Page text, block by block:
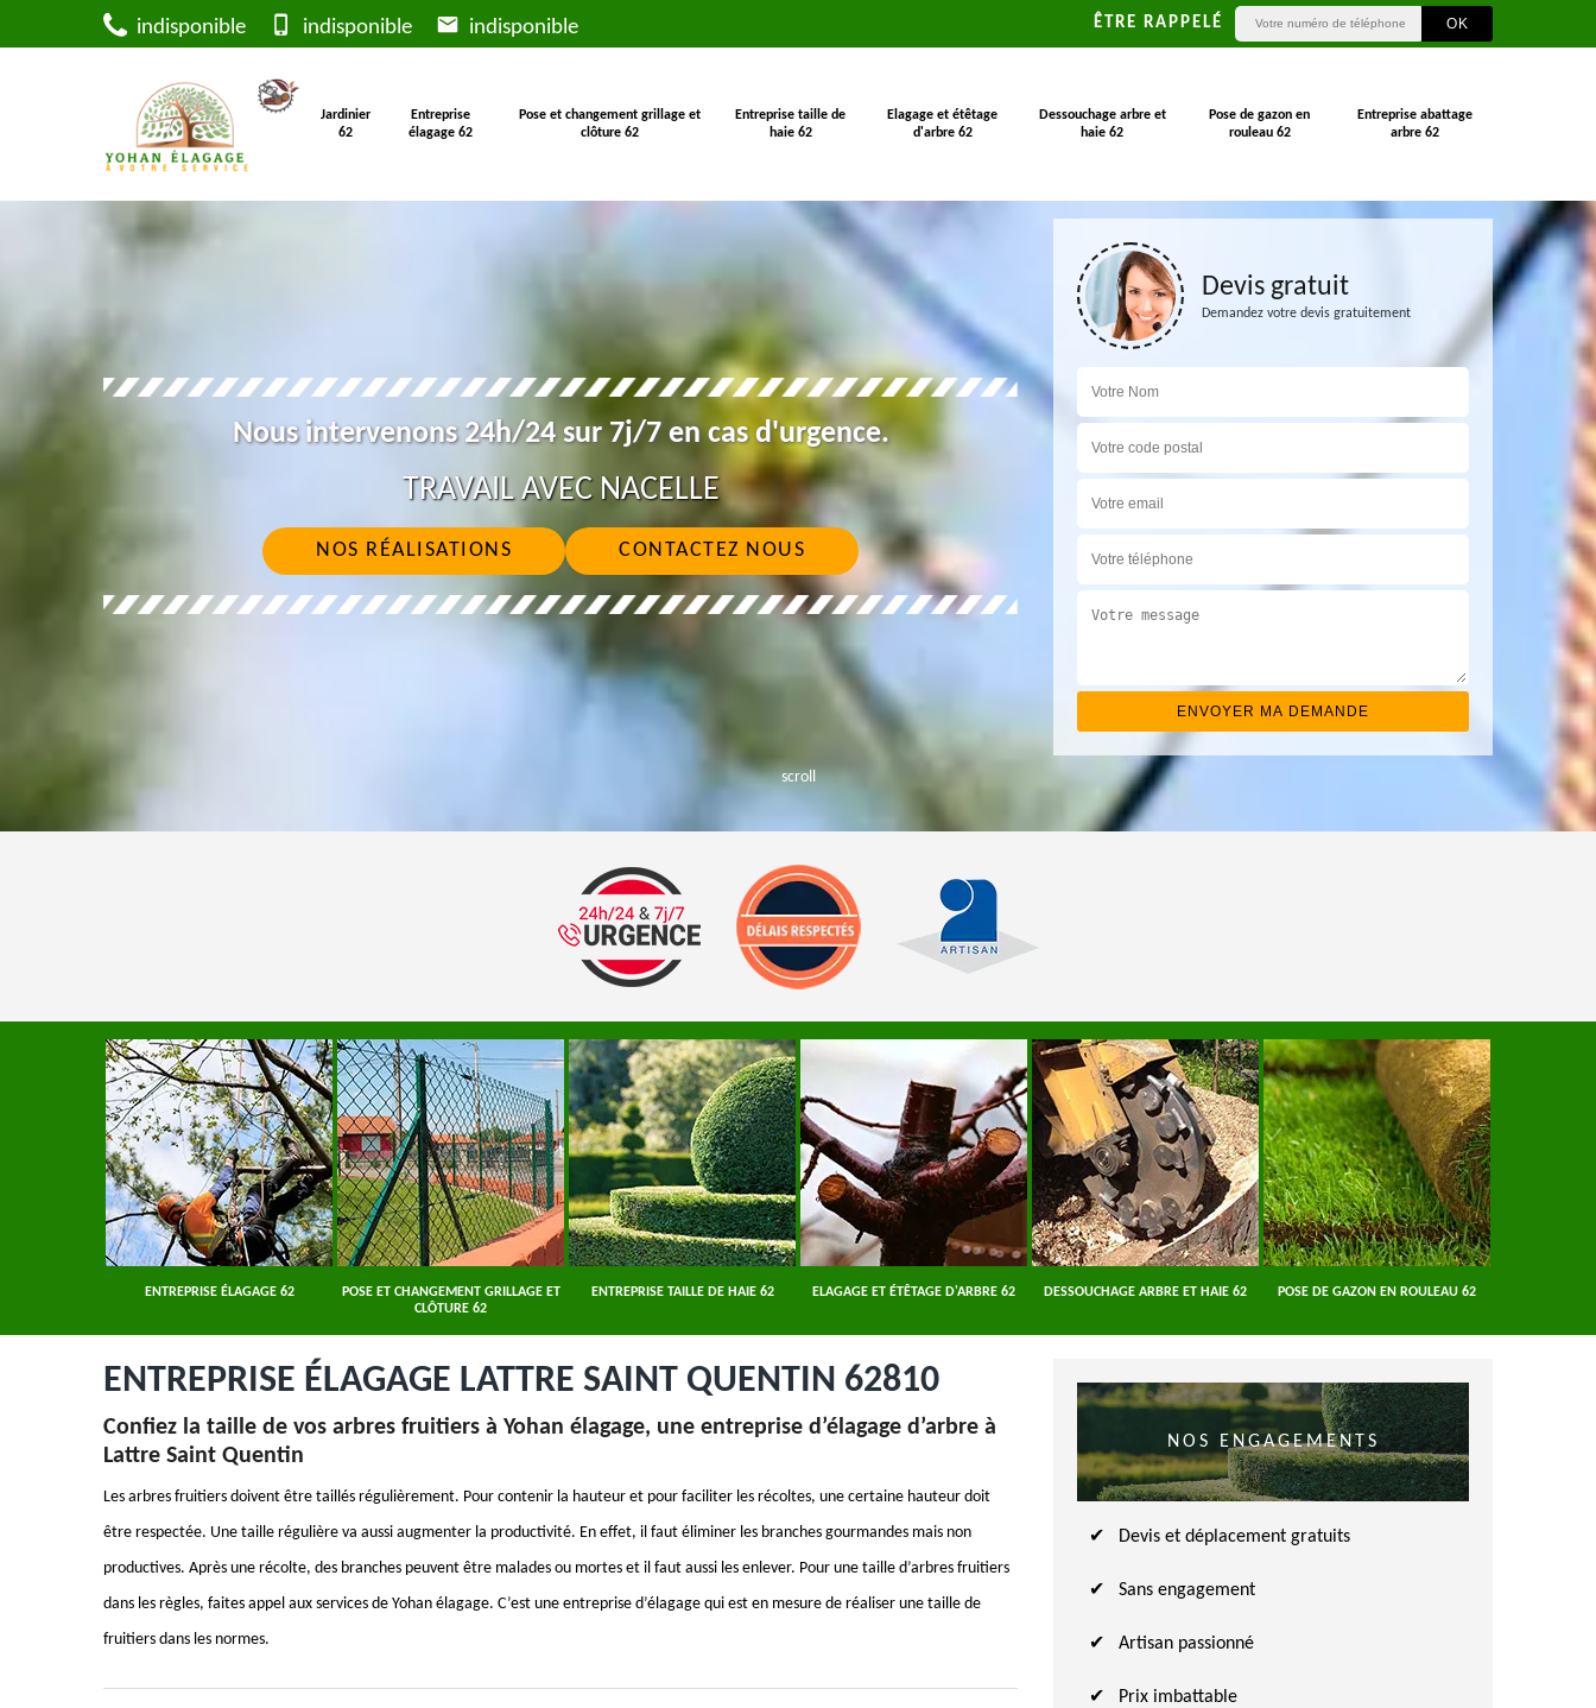
indisponible indisponible indisponible ÊTRE RAPPELÉ
Jardinier
62
Entreprise
élagage 62
Pose et changement grillage et
clôture 62
Entreprise taille de
haie 62
Elagage et étêtage
d'arbre 62
Dessouchage arbre et
haie 62
Pose de gazon en
rouleau 62
Entreprise abattage
arbre 62
scroll
Nous intervenons 24h/24 sur 7j/7 en cas d'urgence.
TRAVAIL AVEC NACELLE
NOS RÉALISATIONS CONTACTEZ NOUS
Devis gratuit
Demandez votre devis gratuitement
ENTREPRISE ÉLAGAGE 62
POSE ET CHANGEMENT GRILLAGE ET
CLÔTURE 62
ENTREPRISE TAILLE DE HAIE 62 ELAGAGE ET ÉTÊTAGE D'ARBRE 62 DESSOUCHAGE ARBRE ET HAIE 62 POSE DE GAZON EN ROULEAU 62
ENTREPRISE ÉLAGAGE LATTRE SAINT QUENTIN 62810
Confiez la taille de vos arbres fruitiers à Yohan élagage, une entreprise d’élagage d’arbre à
Lattre Saint Quentin
Les arbres fruitiers doivent être taillés régulièrement. Pour contenir la hauteur et pour faciliter les récoltes, une certaine hauteur doit
être respectée. Une taille régulière va aussi augmenter la productivité. En effet, il faut éliminer les branches gourmandes mais non
productives. Après une récolte, des branches peuvent être malades ou mortes et il faut aussi les enlever. Pour une taille d’arbres fruitiers
dans les règles, faites appel aux services de Yohan élagage. C’est une entreprise d’élagage qui est en mesure de réaliser une taille de
fruitiers dans les normes.
NOS ENGAGEMENTS
Devis et déplacement gratuits
Sans engagement
Artisan passionné
Prix imbattable